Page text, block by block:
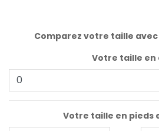
Comparez votre taille avec
Votre taille en
Votre taille en pieds